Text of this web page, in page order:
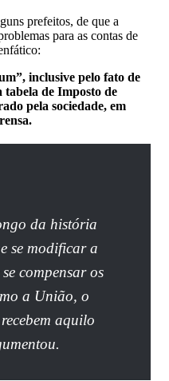
prefeitos, de que a
para as contas de
inclusive pelo fato de
tabela de Imposto de
pela sociedade, em
da história
se modificar a
compensar os
a União, o
aquilo